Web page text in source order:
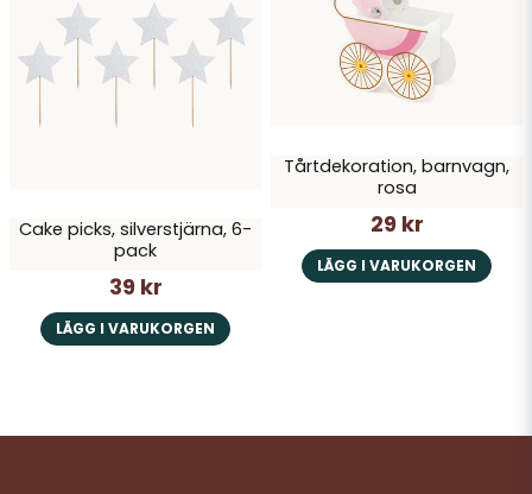
Cake picks, silverstjärna, 6-
pack
39 kr
LÄGG I VARUKORGEN
Tårtdekoration, barnvagn,
rosa
29 kr
LÄGG I VARUKORGEN